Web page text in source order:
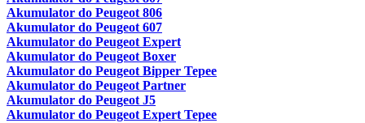
Akumulator do Peugeot 806
Akumulator do Peugeot 607
Akumulator do Peugeot Expert
Akumulator do Peugeot Boxer
Akumulator do Peugeot Bipper Tepee
Akumulator do Peugeot Partner
Akumulator do Peugeot J5
Akumulator do Peugeot Expert Tepee